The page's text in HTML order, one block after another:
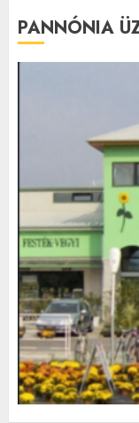
PANNÓNIA